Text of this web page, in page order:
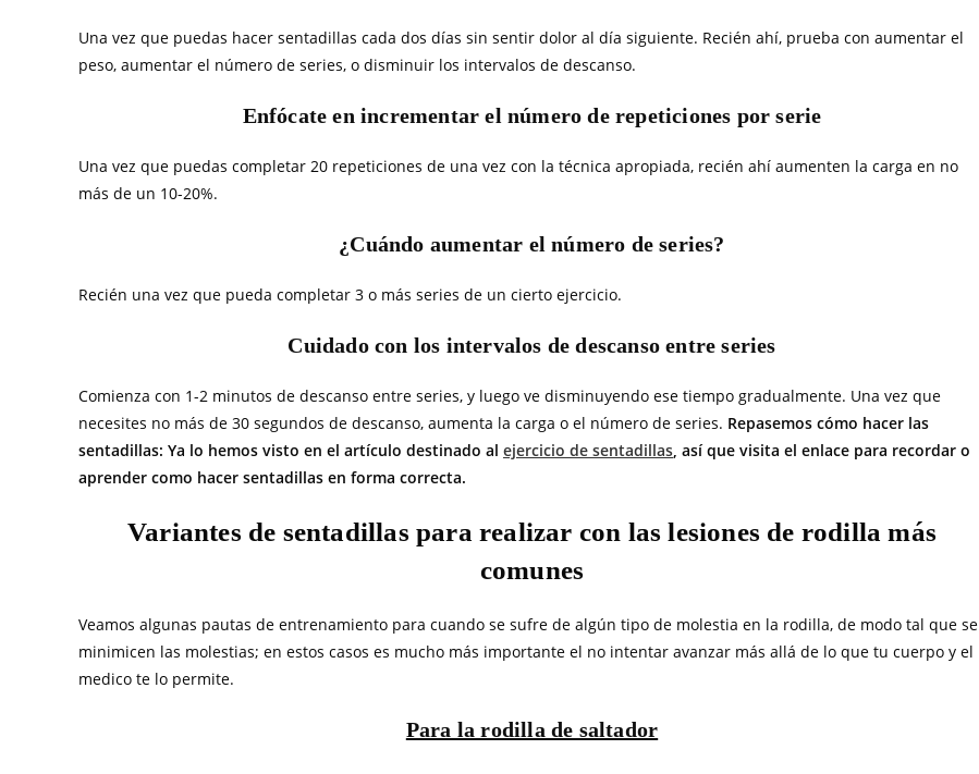
Una vez que puedas hacer sentadillas cada dos días sin sentir dolor al día siguiente. Recién ahí, prueba con aumentar el
peso, aumentar el número de series, o disminuir los intervalos de descanso.
Enfócate en incrementar el número de repeticiones por serie
Una vez que puedas completar 20 repeticiones de una vez con la técnica apropiada, recién ahí aumenten la carga en no
más de un 10-20%.
¿Cuándo aumentar el número de series?
Recién una vez que pueda completar 3 o más series de un cierto ejercicio.
Cuidado con los intervalos de descanso entre series
Comienza con 1-2 minutos de descanso entre series, y luego ve disminuyendo ese tiempo gradualmente. Una vez que
necesites no más de 30 segundos de descanso, aumenta la carga o el número de series. Repasemos cómo hacer las
sentadillas: Ya lo hemos visto en el artículo destinado al ejercicio de sentadillas, así que visita el enlace para recordar o
aprender como hacer sentadillas en forma correcta.
Variantes de sentadillas para realizar con las lesiones de rodilla más
comunes
Veamos algunas pautas de entrenamiento para cuando se sufre de algún tipo de molestia en la rodilla, de modo tal que se
minimicen las molestias; en estos casos es mucho más importante el no intentar avanzar más allá de lo que tu cuerpo y el
medico te lo permite.
Para la rodilla de saltador